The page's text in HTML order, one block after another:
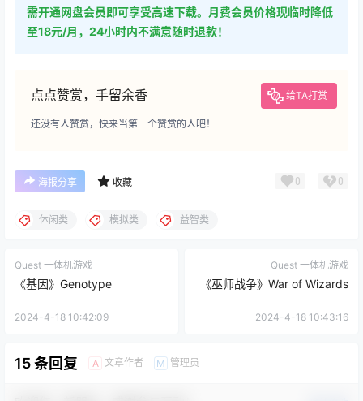
需开通网盘会员即可享受高速下载。月费会员价格现临时降低
至18元/月，24小时内不满意随时退款！
点点赞赏，手留余香 给TA打赏
还没有人赞赏，快来当第一个赞赏的人吧！
海报分享 收藏 0 0
休闲类 模拟类 益智类
Quest 一体机游戏
《基因》Genotype
2024-4-18 10:42:09
Quest 一体机游戏
《巫师战争》War of Wizards
2024-4-18 10:43:16
15 条回复 A 文章作者 M 管理员